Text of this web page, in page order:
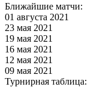
Ближайшие матчи:
01 августа 2021
23 мая 2021
19 мая 2021
16 мая 2021
12 мая 2021
09 мая 2021
Турнирная таблица: